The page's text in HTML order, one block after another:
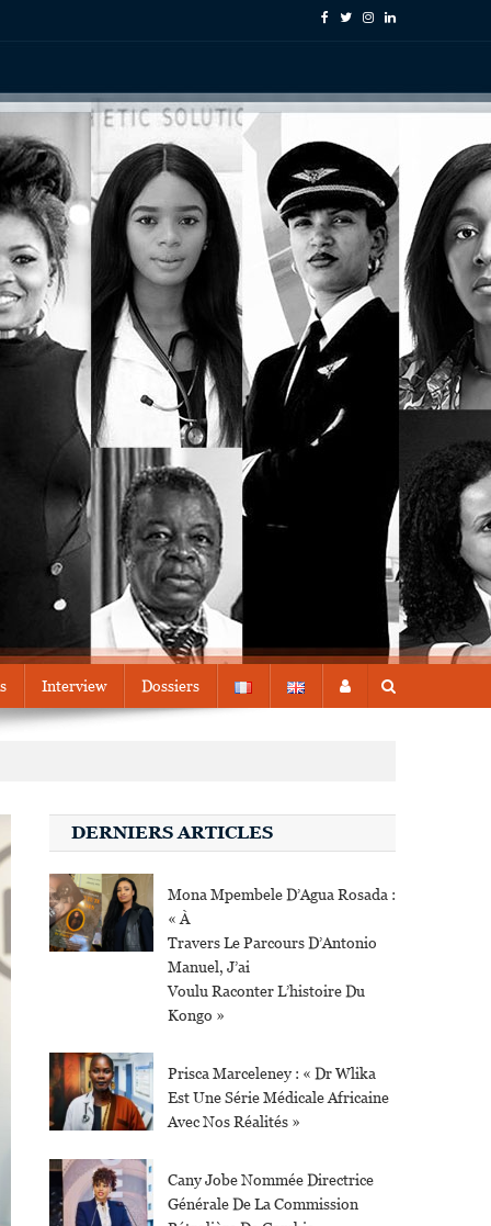
Interview Dossiers
DERNIERS ARTICLES
Mona Mpembele D’Agua Rosada :
« À
Travers Le Parcours D’Antonio
Manuel, J’ai
Voulu Raconter L’histoire Du
Kongo »
Prisca Marceleney : « Dr Wlika
Est Une Série Médicale Africaine
Avec Nos Réalités »
Cany Jobe Nommée Directrice
Générale De La Commission